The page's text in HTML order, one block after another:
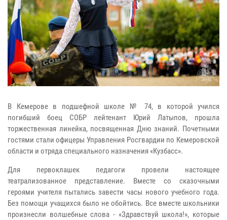
В Кемерове в подшефной школе № 74, в которой учился
погибший боец СОБР лейтенант Юрий Латыпов, прошла
торжественная линейка, посвященная Дню знаний. Почетными
гостями стали офицеры Управления Росгвардии по Кемеровской
области и отряда специального назначения «Кузбасс».
Для первоклашек педагоги провели настоящее
театрализованное представление. Вместе со сказочными
героями учителя пытались завести часы нового учебного года.
Без помощи учащихся было не обойтись. Все вместе школьники
произнесли волшебные слова - «Здравствуй школа!», которые